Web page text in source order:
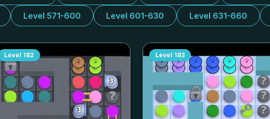
Level 571-600 Level 601-630 Level 631-660
Level 182 Level 183